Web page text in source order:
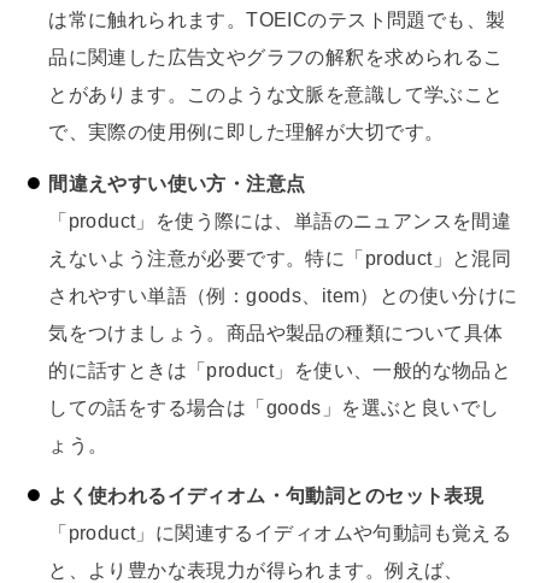
は常に触れられます。TOEICのテスト問題でも、製
品に関連した広告文やグラフの解釈を求められるこ
とがあります。このような文脈を意識して学ぶこと
で、実際の使用例に即した理解が大切です。
間違えやすい使い方・注意点
「product」を使う際には、単語のニュアンスを間違
えないよう注意が必要です。特に「product」と混同
されやすい単語（例：goods、item）との使い分けに
気をつけましょう。商品や製品の種類について具体
的に話すときは「product」を使い、一般的な物品と
しての話をする場合は「goods」を選ぶと良いでし
ょう。
よく使われるイディオム・句動詞とのセット表現
「product」に関連するイディオムや句動詞も覚える
と、より豊かな表現力が得られます。例えば、